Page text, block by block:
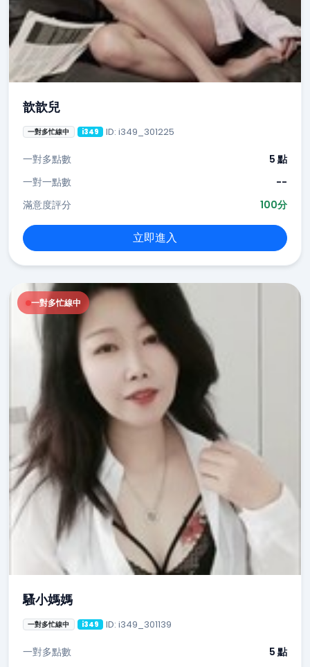
歆歆兒
一對多忙線中 i349 ID: i349_301225
一對多點數
5 點
一對一點數
--
滿意度評分
100分
立即進入
一對多忙線中
騷小媽媽
一對多忙線中 i349 ID: i349_301139
一對多點數 5 點